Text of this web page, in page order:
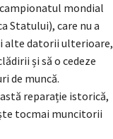
mondial
Statului), care nu a
alte datorii ulterioare,
și să o cedeze
de muncă.
reparație istorică,
tocmai muncitorii